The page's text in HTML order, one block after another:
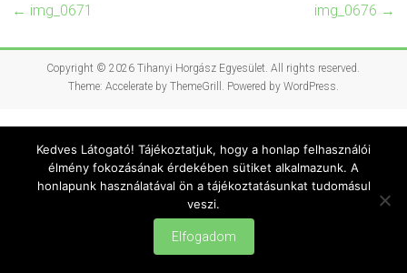
← img_0671 img_0676 →
Copyright © 2026Tihanyi Horgász Egyesület . All rights reserved.
Theme: Accelerateby ThemeGrill. Powered by WordPress
Kedves Látogató! Tájékoztatjuk, hogy a honlap felhasználói
élmény fokozásának érdekében sütiket alkalmazunk. A
honlapunk használatával ön a tájékoztatásunkat tudomásul
veszi.
Elfogadom